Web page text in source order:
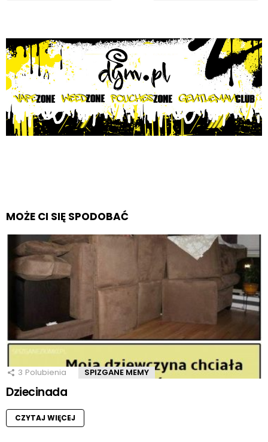
MOŻE CI SIĘ SPODOBAĆ
3 Polubienia SPIZGANE MEMY
Dziecinada
CZYTAJ WIĘCEJ